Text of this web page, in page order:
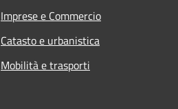
Imprese e Commercio
Catasto e urbanistica
Mobilità e trasporti